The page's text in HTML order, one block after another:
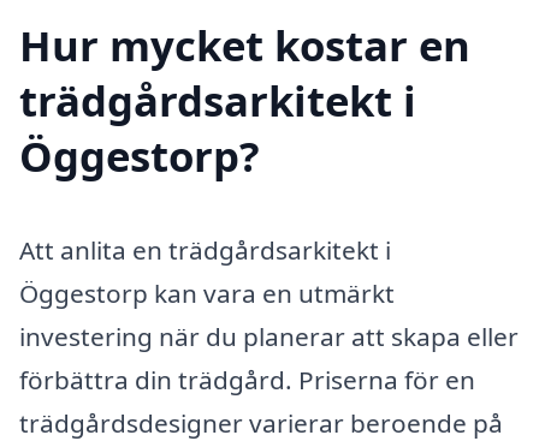
Hur mycket kostar en
trädgårdsarkitekt i
Öggestorp?
Att anlita en trädgårdsarkitekt i
Öggestorp kan vara en utmärkt
investering när du planerar att skapa eller
förbättra din trädgård. Priserna för en
trädgårdsdesigner varierar beroende på